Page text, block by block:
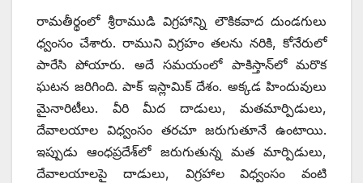
రామతీర్థంలో శ్రీరాముడి విగ్రహాన్ని లౌకికవాద దుండగులు
ధ్వంసం చేశారు. రాముని విగ్రహం తలను నరికి, కోనేరులో
పారేసి పోయారు. అదే సమయంలో పాకిస్తాన్‌లో మరొక
ఘటన జరిగింది. పాక్‌ ఇస్లామిక్‌ ‌దేశం. అక్కడ హిందువులు
మైనారిటీలు. వీరి మీద దాడులు, మతమార్పిడులు,
దేవాలయాల విధ్వంసం తరచూ జరుగుతూనే ఉంటాయి.
ఇప్పుడు ఆంధప్రదేశ్‌లో జరుగుతున్న మత మార్పిడులు,
దేవాలయాలపై దాడులు, విగ్రహాల విధ్వంసం వంటి